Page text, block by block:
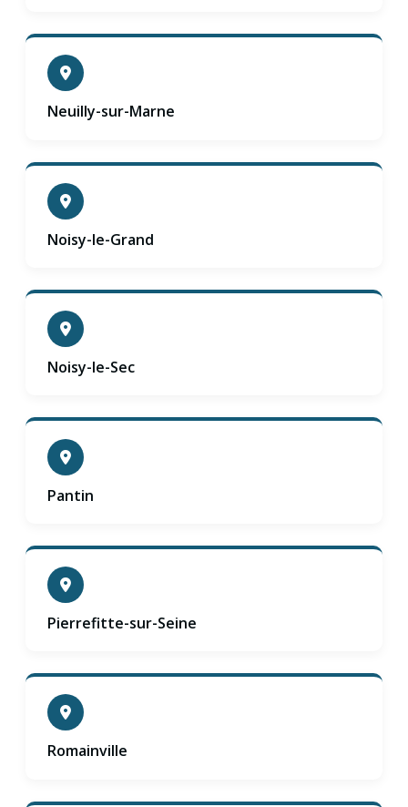
Neuilly-sur-Marne
Noisy-le-Grand
Noisy-le-Sec
Pantin
Pierrefitte-sur-Seine
Romainville